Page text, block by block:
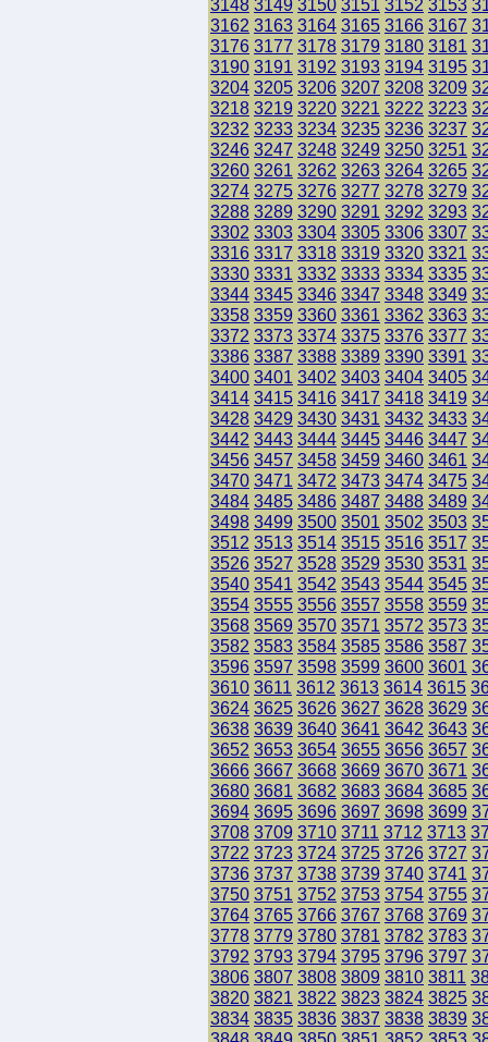
3148 3149 3150 3151 3152 3153
3162 3163 3164 3165 3166 3167
3176 3177 3178 3179 3180 3181
3190 3191 3192 3193 3194 3195
3204 3205 3206 3207 3208 3209
3218 3219 3220 3221 3222 3223
3232 3233 3234 3235 3236 3237
3246 3247 3248 3249 3250 3251
3260 3261 3262 3263 3264 3265
3274 3275 3276 3277 3278 3279
3288 3289 3290 3291 3292 3293
3302 3303 3304 3305 3306 3307
3316 3317 3318 3319 3320 3321
3330 3331 3332 3333 3334 3335
3344 3345 3346 3347 3348 3349
3358 3359 3360 3361 3362 3363
3372 3373 3374 3375 3376 3377
3386 3387 3388 3389 3390 3391
3400 3401 3402 3403 3404 3405
3414 3415 3416 3417 3418 3419
3428 3429 3430 3431 3432 3433
3442 3443 3444 3445 3446 3447
3456 3457 3458 3459 3460 3461
3470 3471 3472 3473 3474 3475
3484 3485 3486 3487 3488 3489
3498 3499 3500 3501 3502 3503
3512 3513 3514 3515 3516 3517
3526 3527 3528 3529 3530 3531
3540 3541 3542 3543 3544 3545
3554 3555 3556 3557 3558 3559
3568 3569 3570 3571 3572 3573
3582 3583 3584 3585 3586 3587
3596 3597 3598 3599 3600 3601
3610 3611 3612 3613 3614 3615
3624 3625 3626 3627 3628 3629
3638 3639 3640 3641 3642 3643
3652 3653 3654 3655 3656 3657
3666 3667 3668 3669 3670 3671
3680 3681 3682 3683 3684 3685
3694 3695 3696 3697 3698 3699
3708 3709 3710 3711 3712 3713
3722 3723 3724 3725 3726 3727
3736 3737 3738 3739 3740 3741
3750 3751 3752 3753 3754 3755
3764 3765 3766 3767 3768 3769
3778 3779 3780 3781 3782 3783
3792 3793 3794 3795 3796 3797
3806 3807 3808 3809 3810 3811
3820 3821 3822 3823 3824 3825
3834 3835 3836 3837 3838 3839